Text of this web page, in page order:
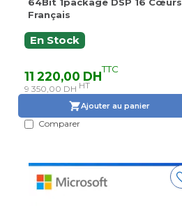
Français
En Stock
11 220,00 DHTTC
9 350,00 DH HT
Ajouter au panier
Comparer